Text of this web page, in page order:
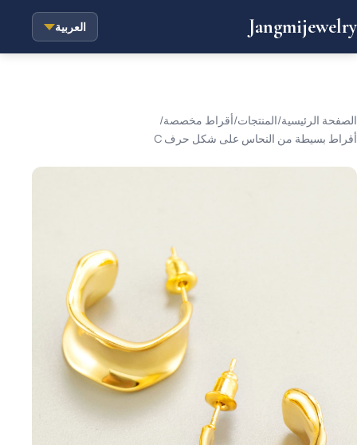
Jangmijewelry العربية
الصفحة الرئيسية/المنتجات/أقراط مخصصة/
أقراط بسيطة من النحاس على شكل حرف C